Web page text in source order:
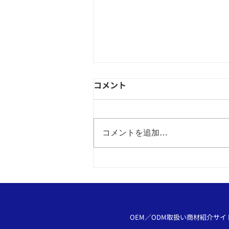
コメント
コメントを追加…
OEM／ODM取扱い商材紹介サイ